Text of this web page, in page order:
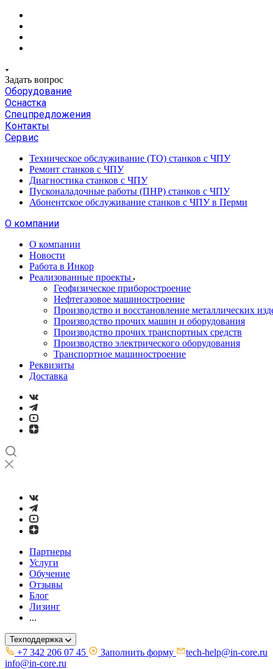
Задать вопрос
Оборудование
Оснастка
Спецпредложения
Контакты
Сервис
Техническое обслуживание (ТО) станков с ЧПУ
Ремонт станков с ЧПУ
Диагностика станков с ЧПУ
Пусконаладочные работы (ПНР) станков с ЧПУ
Абонентское обслуживание станков с ЧПУ в Перми
О компании
О компании
Новости
Работа в Инкор
Реализованные проекты
Геофизическое приборостроение
Нефтегазовое машиностроение
Производство и восстановление металлических
Производство прочих машин и оборудования
Производство прочих транспортных средств
Производство электрического оборудования
Транспортное машиностроение
Реквизиты
Доставка
Партнеры
Услуги
Обучение
Отзывы
Блог
Лизинг
...
Техподдержка
+7 342 206 07 45 Заполнить форму
tech-help@in-core.ru
info@in-core.ru